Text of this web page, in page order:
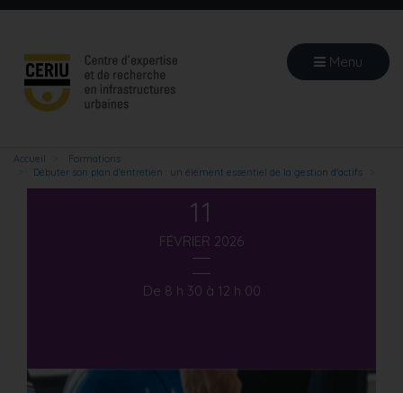
Aller
principal
Menu
Accueil
Formations
Débuter son plan d'entretien : un élément essentiel de la gestion d'actifs
11
FÉVRIER 2026
De 8 h 30 à 12 h 00